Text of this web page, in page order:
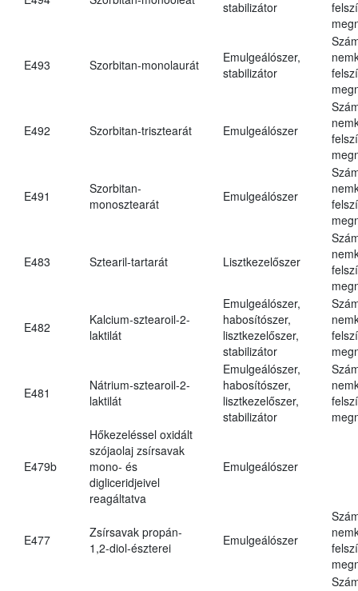
stabilizátor
E493 Szorbitan-monolaurát
Emulgeálószer,
stabilizátor
E492 Szorbitan-trisztearát Emulgeálószer
E491
Szorbitan-
monosztearát
Emulgeálószer
E483 Sztearil-tartarát Lisztkezelőszer
E482
Kalcium-sztearoil-2-
laktilát
Emulgeálószer,
habosítószer,
lisztkezelőszer,
stabilizátor
E481
Nátrium-sztearoil-2-
laktilát
Emulgeálószer,
habosítószer,
lisztkezelőszer,
stabilizátor
E479b
Hőkezeléssel oxidált
szójaolaj zsírsavak
mono- és
digliceridjeivel
reagáltatva
Emulgeálószer
E477
Zsírsavak propán-
1,2-diol-észterei
Emulgeálószer